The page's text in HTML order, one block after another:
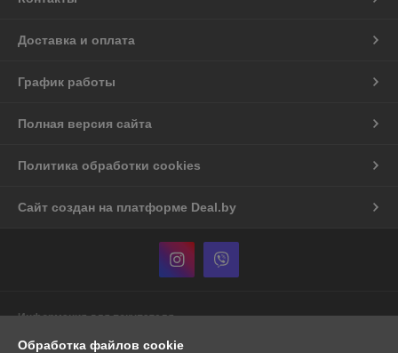
Доставка и оплата
График работы
Полная версия сайта
Политика обработки cookies
Сайт создан на платформе Deal.by
Информация для покупателя
Индивидуальный предприниматель:
Обработка файлов cookie